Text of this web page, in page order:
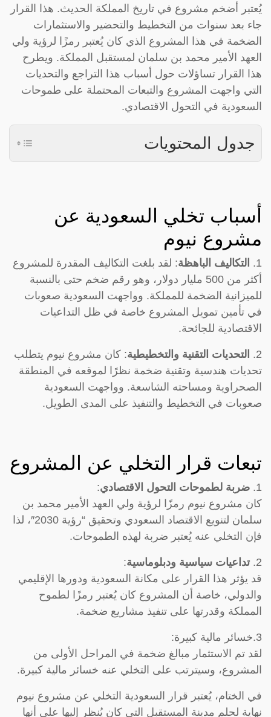
يُعتبر أضخم مشروع في تاريخ المملكة الحديث. هذا القرار
جاء بعد سنوات من التخطيط والتحضير والاستثمارات
الضخمة في هذا المشروع الذي كان يُعتبر رمزًا لرؤية ولي
العهد الأمير محمد بن سلمان لمستقبل المملكة. ويطرح
هذا القرار تساؤلات حول أسباب هذا التراجع والتحديات
التي واجهت المشروع والتبعات المحتملة على طموحات
السعودية في التحول الاقتصادي.
جدول المحتويات
أسباب تخلي السعودية عن
مشروع نيوم
1. التكاليف الباهظة: لقد بلغت التكاليف المقدرة للمشروع
أكثر من 500 مليار دولار، وهو رقم ضخم حتى بالنسبة
للميزانية الضخمة للمملكة. وواجهت السعودية صعوبات
في تأمين تمويل المشروع خاصة في ظل التداعيات
الاقتصادية للجائحة.
2. التحديات التقنية والتخطيطية: كان مشروع نيوم يتطلب
تحديات هندسية وتقنية ضخمة نظرًا لموقعه في المنطقة
الصحراوية ومساحته الشاسعة. وواجهت السعودية
صعوبات في التخطيط والتنفيذ على المدى الطويل.
تبعات قرار التخلي عن المشروع
1. ضربة لطموحات التحول الاقتصادي:
كان مشروع نيوم رمزًا لرؤية ولي العهد الأمير محمد بن
سلمان لتنويع الاقتصاد السعودي وتحقيق “رؤية 2030″، لذا
فإن التخلي عنه يُعتبر ضربة لهذه الطموحات.
2. تداعيات سياسية ودبلوماسية:
قد يؤثر هذا القرار على مكانة السعودية ودورها الإقليمي
والدولي، خاصة أن المشروع كان يُعتبر رمزًا لطموح
المملكة وقدرتها على تنفيذ مشاريع ضخمة.
3.خسائر مالية كبيرة:
لقد تم الاستثمار مبالغ ضخمة في المراحل الأولى من
المشروع، وسيترتب على التخلي عنه خسائر مالية كبيرة.
في الختام، يُعتبر قرار السعودية التخلي عن مشروع نيوم
نهاية لحلم مدينة المستقبل التي كان يُنظر إليها على أنها